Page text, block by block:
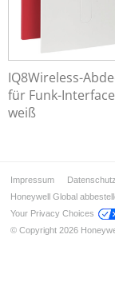
IQ8Wireless-
für Funk-
weiß
Impressum Datenschutz
Honeywell Global
Your Privacy Choices
© Copyright 2026